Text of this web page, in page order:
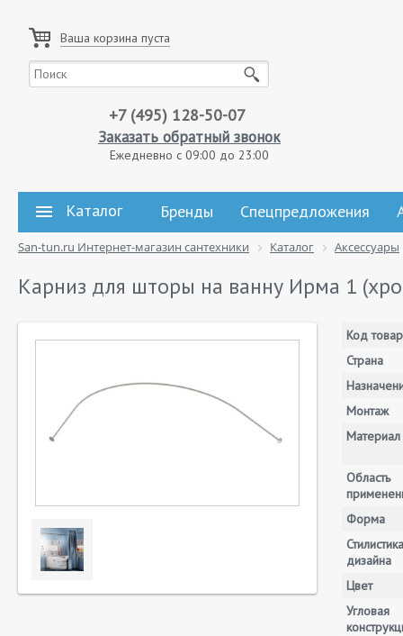
Ваша корзина пуста
+7 (495) 128-50-07
Заказать обратный звонок
Ежедневно с 09:00 до 23:00
Каталог Бренды Спецпредложения
San-tun.ru Интернет-магазин сантехники Каталог Аксессуары
Карниз для шторы на ванну Ирма 1
Код
Страна
Монтаж
Материал
Область
Форма
Стилистика
дизайна
Цвет
Угловая